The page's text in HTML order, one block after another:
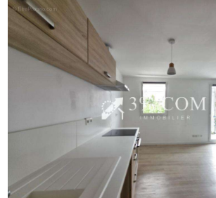
[Coordonnées masquées] /
Les informations sur les risques
exposé sont disponibles sur le
www.georisques.gouv.fr - Annonce rédigée et publiée par
un Agent Mandataire -